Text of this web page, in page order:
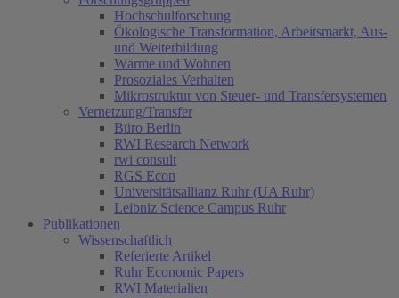
Hochschulforschung
Ökologische Transformation, Arbeitsmarkt, Aus-
und Weiterbildung
Wärme und Wohnen
Prosoziales Verhalten
Mikrostruktur von Steuer- und Transfersystemen
Vernetzung/Transfer
Büro Berlin
RWI Research Network
rwi consult
RGS Econ
Universitätsallianz Ruhr (UA Ruhr)
Leibniz Science Campus Ruhr
Publikationen
Wissenschaftlich
Referierte Artikel
Ruhr Economic Papers
RWI Materialien